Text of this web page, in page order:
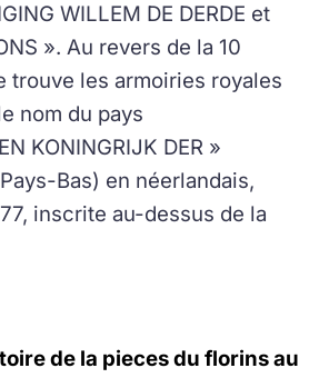
WILLEM DE DERDE et
». Au revers de la 10
trouve les armoiries royales
nom du pays
KONINGRIJK DER »
Bas) en néerlandais,
inscrite au-dessus de la
de la pieces du florins au